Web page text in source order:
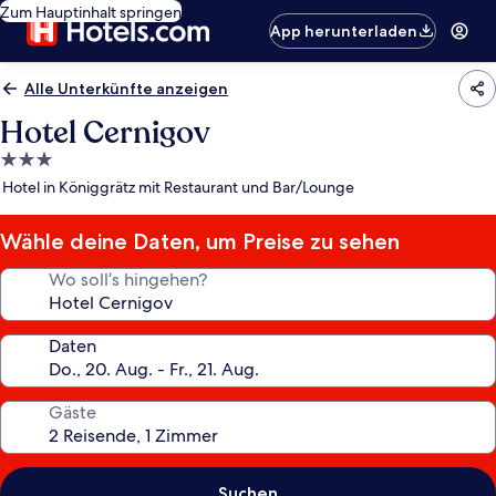
Zum Hauptinhalt springen
App herunterladen
Alle Unterkünfte anzeigen
Hotel Cernigov
3.0-
Sterne-
Hotel in Königgrätz mit Restaurant und Bar/Lounge
Wähle deine Daten, um Preise zu sehen
Wo soll’s hingehen?
Daten
Gäste